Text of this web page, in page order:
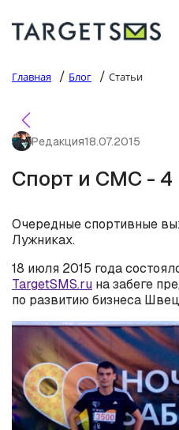
Главная / Блог / Статьи
Редакция18.07.2015
Спорт и СМС - 4
Очередные спортивные
Лужниках.
18 июля 2015 года
TargetSMS.ru на забеге
по развитию бизнеса